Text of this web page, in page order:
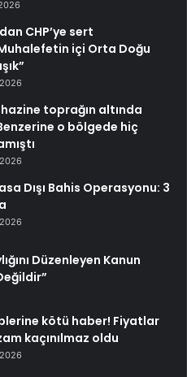
CHP’ye sert
içi Orta Doğu
hazine toprağın altında
o bölgede hiç
Dışı Bahis Operasyonu: 3
Düzenleyen Kanun
kötü haber! Fiyatlar
kaçınılmaz oldu